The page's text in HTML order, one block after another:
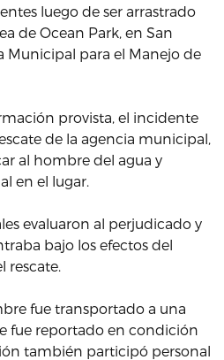
luego de ser arrastrado
de Ocean Park, en San
Municipal para el Manejo de
provista, el incidente
de la agencia municipal,
al hombre del agua y
en el lugar.
evaluaron al perjudicado y
bajo los efectos del
fue transportado a una
fue reportado en condición
también participó personal